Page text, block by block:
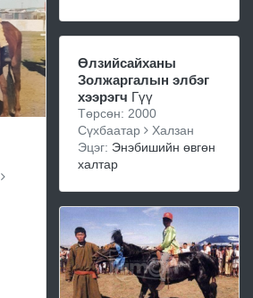
Өлзийсайханы
Золжаргалын элбэг
хээрэгч Гүү
Төрсөн: 2000
Сүхбаатар
Халзан
Эцэг: Энэбишийн өвгөн
халтар